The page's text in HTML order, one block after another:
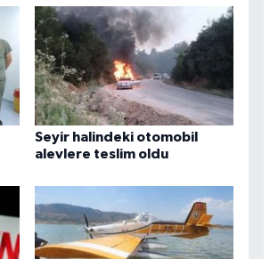
Seyir halindeki otomobil
alevlere teslim oldu